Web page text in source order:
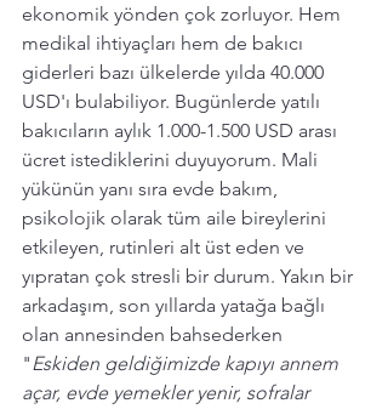
ekonomik yönden çok zorluyor. Hem
medikal ihtiyaçları hem de bakıcı
giderleri bazı ülkelerde yılda 40.000
USD'ı bulabiliyor. Bugünlerde yatılı
bakıcıların aylık 1.000-1.500 USD arası
ücret istediklerini duyuyorum. Mali
yükünün yanı sıra evde bakım,
psikolojik olarak tüm aile bireylerini
etkileyen, rutinleri alt üst eden ve
yıpratan çok stresli bir durum. Yakın bir
arkadaşım, son yıllarda yatağa bağlı
olan annesinden bahsederken
"Eskiden geldiğimizde kapıyı annem
açar, evde yemekler yenir, sofralar